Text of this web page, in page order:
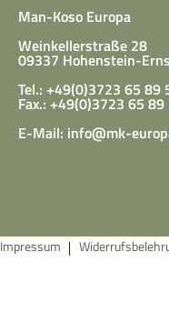
Man-Koso Europa
Weinkellerstraße 28
09337 Hohenstein-
Tel.: +49(0)3723 65 89
Fax.: +49(0)3723 65 89
E-Mail: info@mk-
Impressum